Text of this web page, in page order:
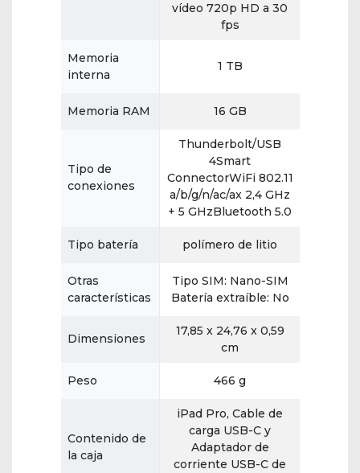
vídeo 720p HD a 30
fps
Memoria
interna
1 TB
Memoria RAM 16 GB
Tipo de
conexiones
Thunderbolt/USB
4Smart
ConnectorWiFi 802.11
a/b/g/n/ac/ax 2,4 GHz
+ 5 GHzBluetooth 5.0
Tipo batería polímero de litio
Otras
características
Tipo SIM: Nano-SIM
Batería extraíble: No
Dimensiones
17,85 x 24,76 x 0,59
cm
Peso 466 g
Contenido de
la caja
iPad Pro, Cable de
carga USB-C y
Adaptador de
corriente USB-C de